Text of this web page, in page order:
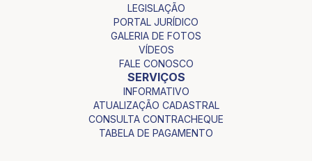
LEGISLAÇÃO
PORTAL JURÍDICO
GALERIA DE FOTOS
VÍDEOS
FALE CONOSCO
SERVIÇOS
INFORMATIVO
ATUALIZAÇÃO CADASTRAL
CONSULTA CONTRACHEQUE
TABELA DE PAGAMENTO